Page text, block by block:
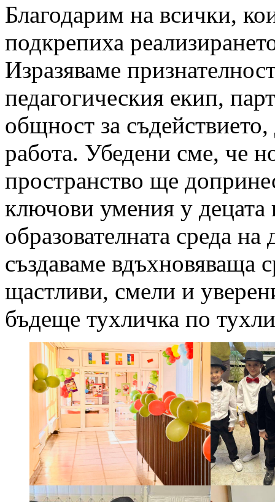
Благодарим на всички,
подкрепиха
Изразяваме
педагогическия екип,
общност за
работа. Убедени сме, че
пространство ще
ключови умения у децата
образователната среда на
създаваме вдъхновяваща
щастливи, смели и
бъдеще тухличка по